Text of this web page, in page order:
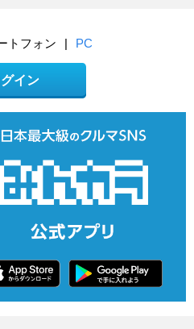
トフォン | PC
グイン